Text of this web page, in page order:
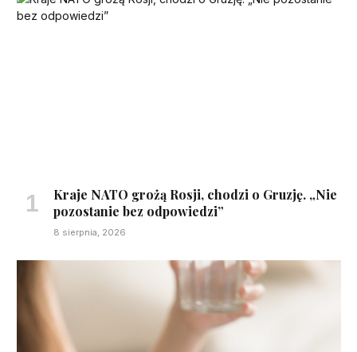
Kraje NATO grożą Rosji, chodzi o Gruzję. „Nie
pozostanie bez odpowiedzi”
8 sierpnia, 2026